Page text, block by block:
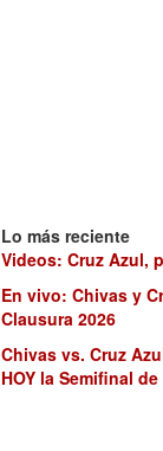
Lo más reciente
Videos: Cruz Azul,
En vivo: Chivas y
Clausura 2026
Chivas vs. Cruz
HOY la Semifinal